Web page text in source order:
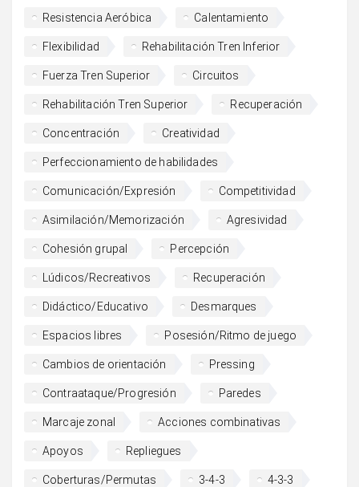
Resistencia Aeróbica Calentamiento
Flexibilidad Rehabilitación Tren Inferior
Fuerza Tren Superior Circuitos
Rehabilitación Tren Superior Recuperación
Concentración Creatividad
Perfeccionamiento de habilidades
Comunicación/Expresión Competitividad
Asimilación/Memorización Agresividad
Cohesión grupal Percepción
Lúdicos/Recreativos Recuperación
Didáctico/Educativo Desmarques
Espacios libres Posesión/Ritmo de juego
Cambios de orientación Pressing
Contraataque/Progresión Paredes
Marcaje zonal Acciones combinativas
Apoyos Repliegues
Coberturas/Permutas 3-4-3 4-3-3